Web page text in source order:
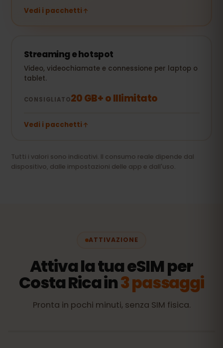
Vedi i pacchetti
Streaming e hotspot
Video, videochiamate e connessione per laptop o
tablet.
CONSIGLIATO20 GB+ o Illimitato
Vedi i pacchetti
Tutti i valori sono indicativi. Il consumo reale dipende dal
dispositivo, dalle impostazioni delle app e dall'uso.
ATTIVAZIONE
Attiva la tua eSIM per
Costa Rica in3 passaggi
Pronta in pochi minuti, senza SIM fisica.